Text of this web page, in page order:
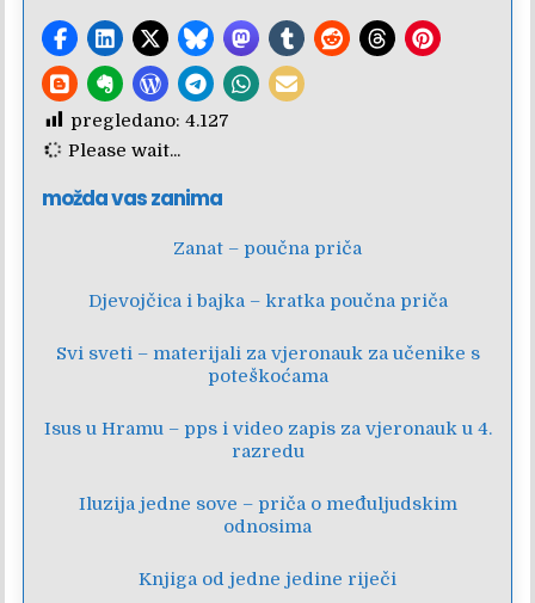
pregledano: 4.127
Please wait...
možda vas zanima
Zanat – poučna priča
Djevojčica i bajka – kratka poučna priča
Svi sveti – materijali za vjeronauk za učenike s
poteškoćama
Isus u Hramu – pps i video zapis za vjeronauk u 4.
razredu
Iluzija jedne sove – priča o međuljudskim
odnosima
Knjiga od jedne jedine riječi